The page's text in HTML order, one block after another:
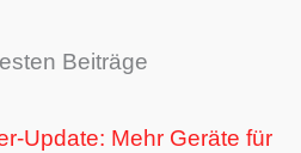
Beiträge
Update: Mehr Geräte für